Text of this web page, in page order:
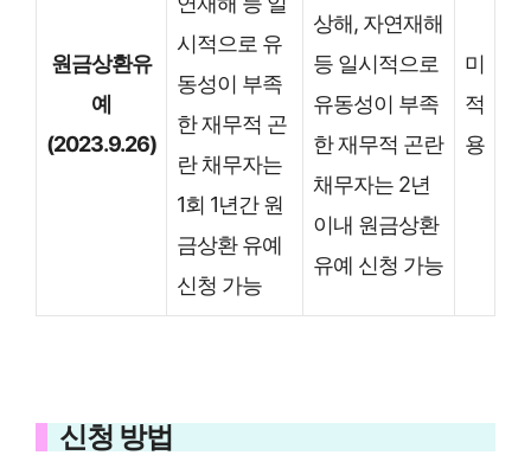
원금상환유
예
(2023.9.26)
시적으로 유
동성이 부족
한 재무적 곤
란 채무자는
1회 1년간 원
금상환 유예
신청 가능
상해, 자연재해
등 일시적으로
유동성이 부족
한 재무적 곤란
채무자는 2년
이내 원금상환
유예 신청 가능
미
적
용
신청 방법